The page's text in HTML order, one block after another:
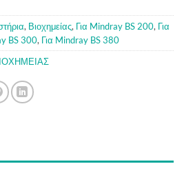
, Βιοχημείας, Για Mindray BS 200, Για
BS 300, Για Mindray BS 380